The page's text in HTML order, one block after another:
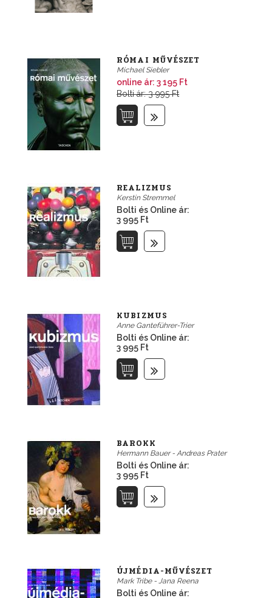
RÓMAI MŰVÉSZET
Michael Siebler
online ár:3 195 Ft
Bolti ár: 3 995 Ft
REALIZMUS
Kerstin Stremmel
Bolti és Online ár:
3 995 Ft
KUBIZMUS
Anne Ganteführer-Trier
Bolti és Online ár:
3 995 Ft
BAROKK
Hermann Bauer - Andreas Prater
Bolti és Online ár:
3 995 Ft
ÚJMÉDIA-MŰVÉSZET
Mark Tribe - Jana Reena
Bolti és Online ár: